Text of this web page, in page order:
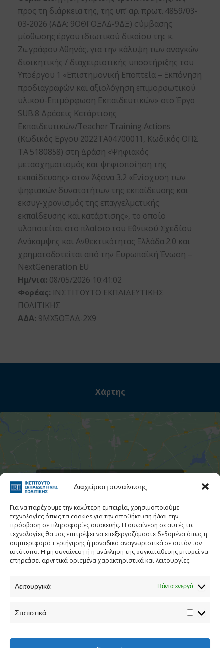
Διαχείριση συναίνεσης
Για να παρέχουμε την καλύτερη εμπειρία, χρησιμοποιούμε
τεχνολογίες όπως τα cookies για την αποθήκευση ή/και την
πρόσβαση σε πληροφορίες συσκευής. Η συναίνεση σε αυτές τις
τεχνολογίες θα μας επιτρέψει να επεξεργαζόμαστε δεδομένα όπως η
συμπεριφορά περιήγησης ή μοναδικά αναγνωριστικά σε αυτόν τον
ιστότοπο. Η μη συναίνεση ή η ανάκληση της συγκατάθεσης μπορεί να
επηρεάσει αρνητικά ορισμένα χαρακτηριστικά και λειτουργίες.
Λειτουργικά Πάντα ενεργό
Στατιστικά
προς τη διάρκεια της, της υπ’ αρ. πρωτ. 4859/03-
03-2026 (ΑΔΑ: 9ΟΘΓΟΞΛΔ-9ΔΞ) σύμβασης
μίσθωσης έργου ιδιωτικού δικαίου της κ.
Ζωγράφου Αθηνάς, για την κάλυψη των αναγκών
διοικητικής / διαχειριστικής υποστήριξης του
Υποέργου 1 «Επιστημονική Εποπτεία – Εκπόνηση
προδιαγραφών και αξιολόγηση επιμορφωτικού
υλικού-Επιμόρφωση Εκπαιδευτικών» στο Έργο
SUB.8 Δράσεις Κατάρτισης
Εκπαιδευτικών/Teacher Training Actions
(Κωδικός Έργου 2022ΤΑ04700011, Κωδικός ΟΠΣ
ΤΑ 5180858) στη Δράση «Ψηφιακός
μετασχηματισμός και ψηφιοποίηση της
εκπαίδευσης» στον Άξονα 3.2 «Ενίσχυση των
ψηφιακών δυνατοτήτων της εκπαίδευσης και
εκσυγ-χρονισμός της επαγγελματικής
εκπαίδευσης και κατάρτισης», το οποίο
υλοποιείται στο πλαίσιο του Εθνικού Σχεδίου
Ανάκαμψης και Ανθεκτικότητας Ελλάδα 2.0 και
χρηματοδοτείται από την Ευρωπαϊκή Ένωση –
NextGeneration EU
Ημ/νια: 08/05/2026 10:41:02
Φορέας: ΙΝΣΤΙΤΟΥΤΟ ΕΚΠΑΙΔΕΥΤΙΚΗΣ
ΠΟΛΙΤΙΚΗΣ
ΑΔΑ: 9ΜΧ5ΟΞΛΔ-2Χ9
Χάρτης
εμπορικής προώθησης και να
ενεργοποιήσετε αυτό το περιεχόμενο